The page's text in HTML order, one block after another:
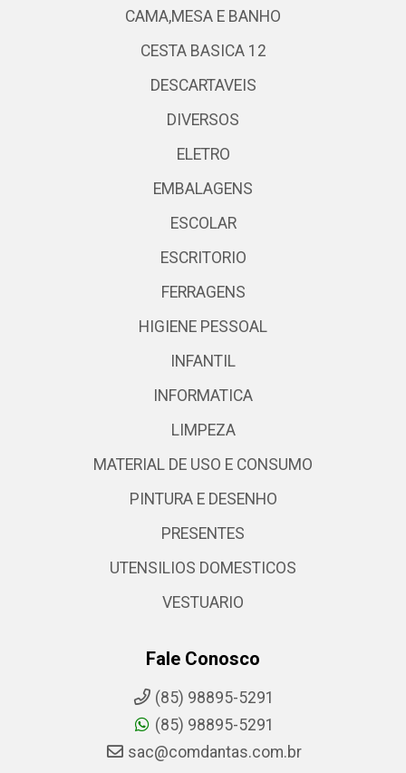
CAMA,MESA E BANHO
CESTA BASICA 12
DESCARTAVEIS
DIVERSOS
ELETRO
EMBALAGENS
ESCOLAR
ESCRITORIO
FERRAGENS
HIGIENE PESSOAL
INFANTIL
INFORMATICA
LIMPEZA
MATERIAL DE USO E CONSUMO
PINTURA E DESENHO
PRESENTES
UTENSILIOS DOMESTICOS
VESTUARIO
Fale Conosco
(85) 98895-5291
(85) 98895-5291
sac@comdantas.com.br